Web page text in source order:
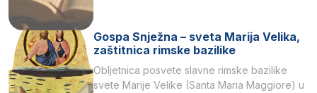
Gospa Snježna – sveta Marija Velika,
zaštitnica rimske bazilike
Obljetnica posvete slavne rimske bazilike
svete Marije Velike (Santa Maria Maggiore) u